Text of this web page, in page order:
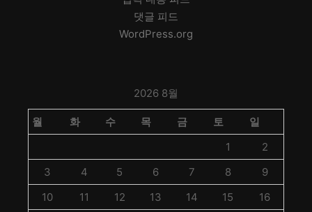
댓글 피드
WordPress.org
2026 8월
월 화 수 목 금 토
일
1
2
3
4 5 6 7 8
9
10
11 12 13 14 15
16